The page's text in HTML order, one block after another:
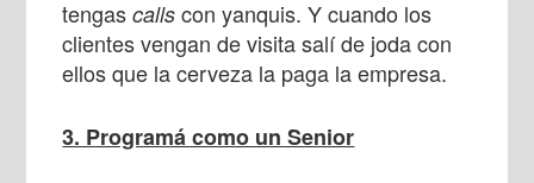
tengascalls con yanquis. Y cuando los
clientes vengan de visita salí de joda con
ellos que la cerveza la paga la empresa.
3. Programá como un Senior